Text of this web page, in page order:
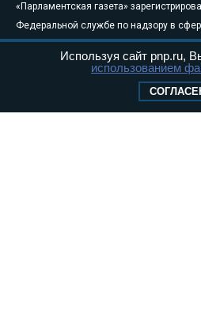
«Парламентская газета»
Федеральной службе по надзору в
связи, информационных технологий и
массовых коммуникаций
Свидетельство о регистрации Эл №
Используя сайт pnp.ru,
использованием